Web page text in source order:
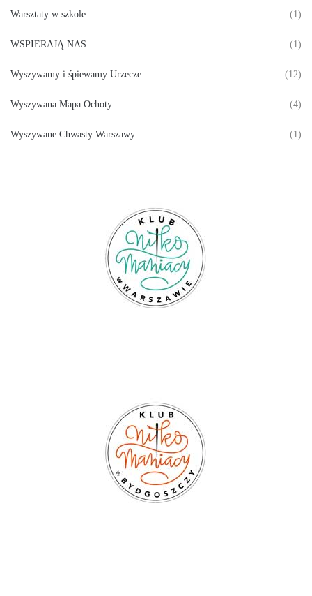
Warsztaty w szkole (1)
WSPIERAJĄ NAS (1)
Wyszywamy i śpiewamy Urzecze (12)
Wyszywana Mapa Ochoty (4)
Wyszywane Chwasty Warszawy (1)